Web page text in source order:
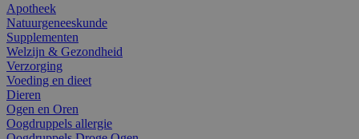
Apotheek
Natuurgeneeskunde
Supplementen
Welzijn & Gezondheid
Verzorging
Voeding en dieet
Dieren
Ogen en Oren
Oogdruppels allergie